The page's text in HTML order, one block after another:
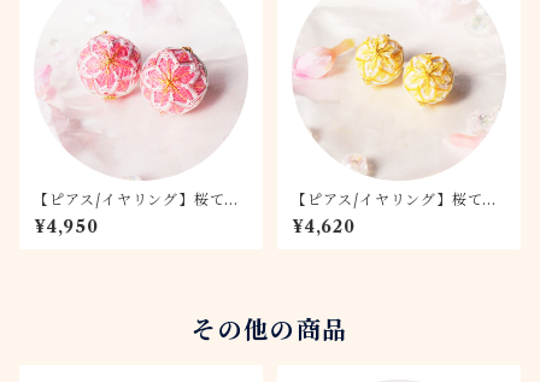
【ピアス/イヤリング】桜てま
り -桃桜- 2.0
¥4,950
【ピアス/イヤリング】桜てま
り -月桜- 1.5
¥4,620
その他の商品